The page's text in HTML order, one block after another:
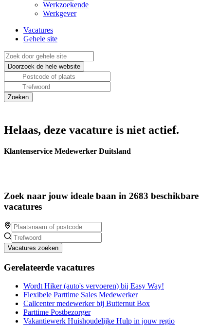
Werkzoekende
Werkgever
Vacatures
Gehele site
Helaas, deze vacature is niet actief.
Klantenservice Medewerker Duitsland
Zoek naar jouw ideale baan in 2683 beschikbare
vacatures
Vacatures zoeken
Gerelateerde vacatures
Wordt Hiker (auto's vervoeren) bij Easy Way!
Flexibele Parttime Sales Medewerker
Callcenter medewerker bij Butternut Box
Parttime Postbezorger
Vakantiewerk Huishoudelijke Hulp in jouw regio